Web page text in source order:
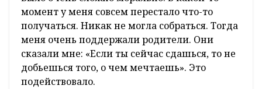
момент у меня совсем перестало что-то
получаться. Никак не могла собраться. Тогда
меня очень поддержали родители. Они
сказали мне: «Если ты сейчас сдашься, то не
добьешься того, о чем мечтаешь». Это
подействовало.